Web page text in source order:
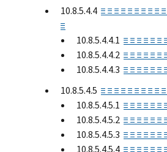
10.8.5.4.4 ≡ ≡ ≡ ≡ ≡ ≡ ≡ ≡ ≡
≡
10.8.5.4.4.1 ≡ ≡ ≡ ≡ ≡ ≡
10.8.5.4.4.2 ≡ ≡ ≡ ≡ ≡ ≡
10.8.5.4.4.3 ≡ ≡ ≡ ≡ ≡ ≡
10.8.5.4.5 ≡ ≡ ≡ ≡ ≡ ≡ ≡ ≡ ≡
10.8.5.4.5.1 ≡ ≡ ≡ ≡ ≡ ≡
10.8.5.4.5.2 ≡ ≡ ≡ ≡ ≡ ≡
10.8.5.4.5.3 ≡ ≡ ≡ ≡ ≡ ≡
10.8.5.4.5.4 ≡ ≡ ≡ ≡ ≡ ≡